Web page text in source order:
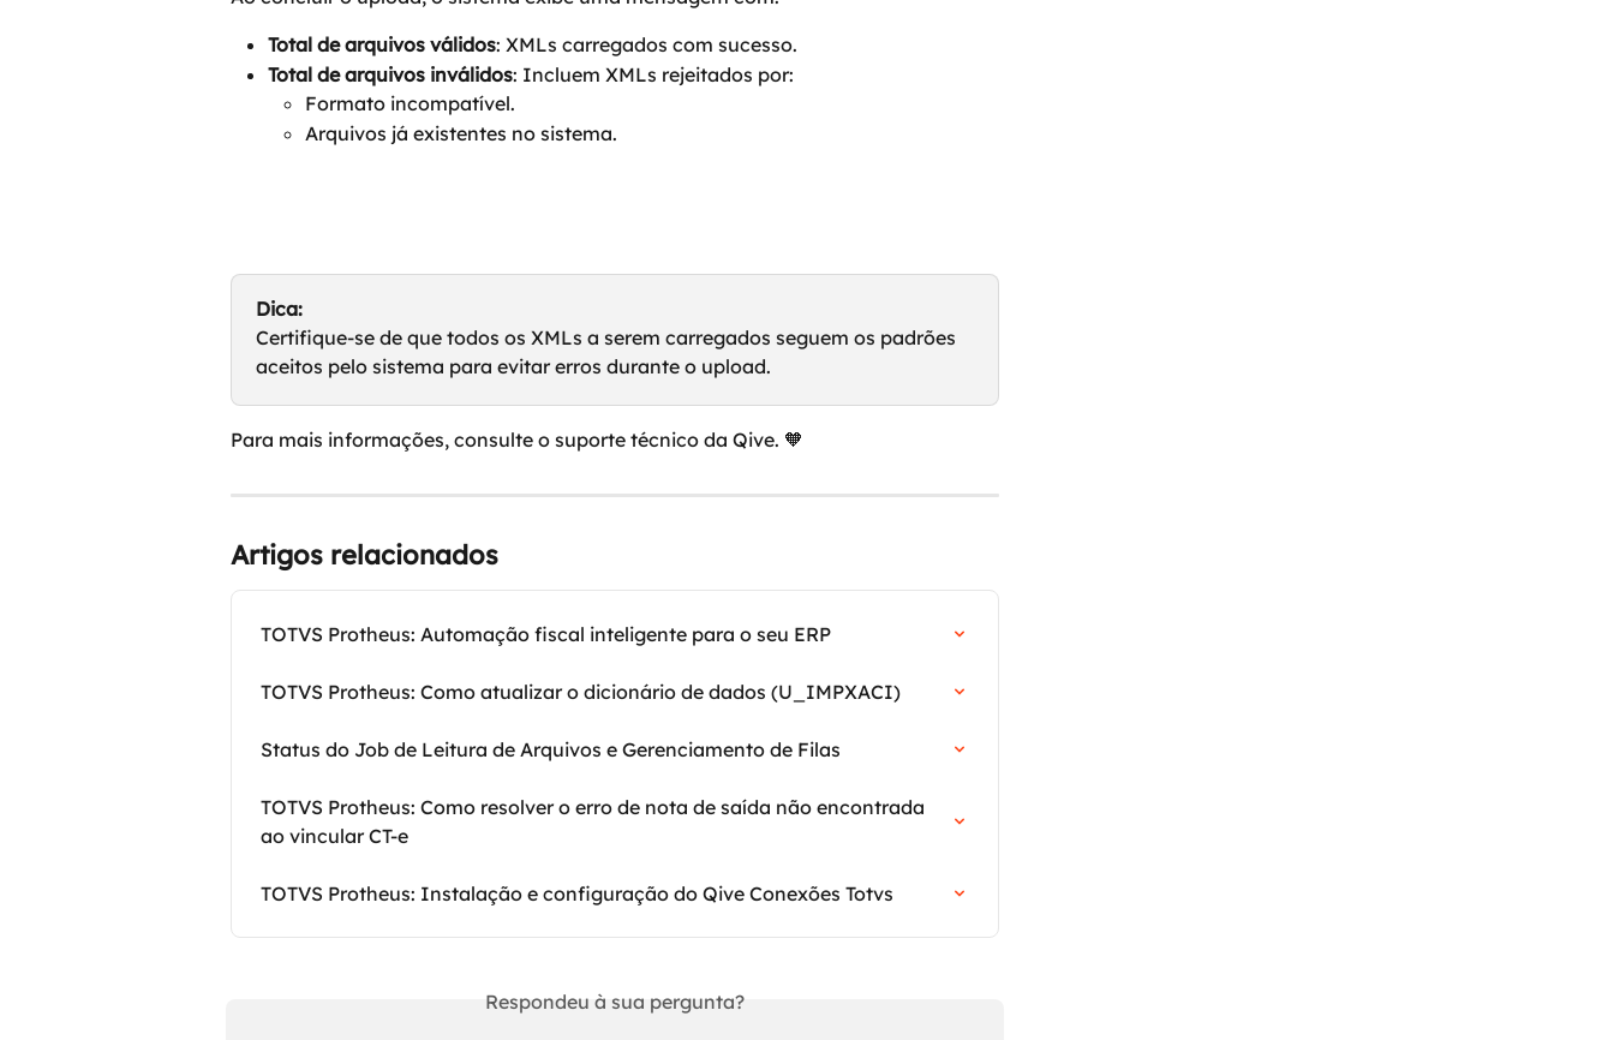
Total de arquivos válidos: XMLs carregados com sucesso.
Total de arquivos inválidos: Incluem XMLs rejeitados por:
Formato incompatível.
Arquivos já existentes no sistema.
Dica:
Certifique-se de que todos os XMLs a serem carregados seguem os padrões
aceitos pelo sistema para evitar erros durante o upload.
Para mais informações, consulte o suporte técnico da Qive. 🧡
Artigos relacionados
TOTVS Protheus: Automação fiscal inteligente para o seu ERP
TOTVS Protheus: Como atualizar o dicionário de dados (U_IMPXACI)
Status do Job de Leitura de Arquivos e Gerenciamento de Filas
TOTVS Protheus: Como resolver o erro de nota de saída não encontrada
ao vincular CT-e
TOTVS Protheus: Instalação e configuração do Qive Conexões Totvs
Respondeu à sua pergunta?